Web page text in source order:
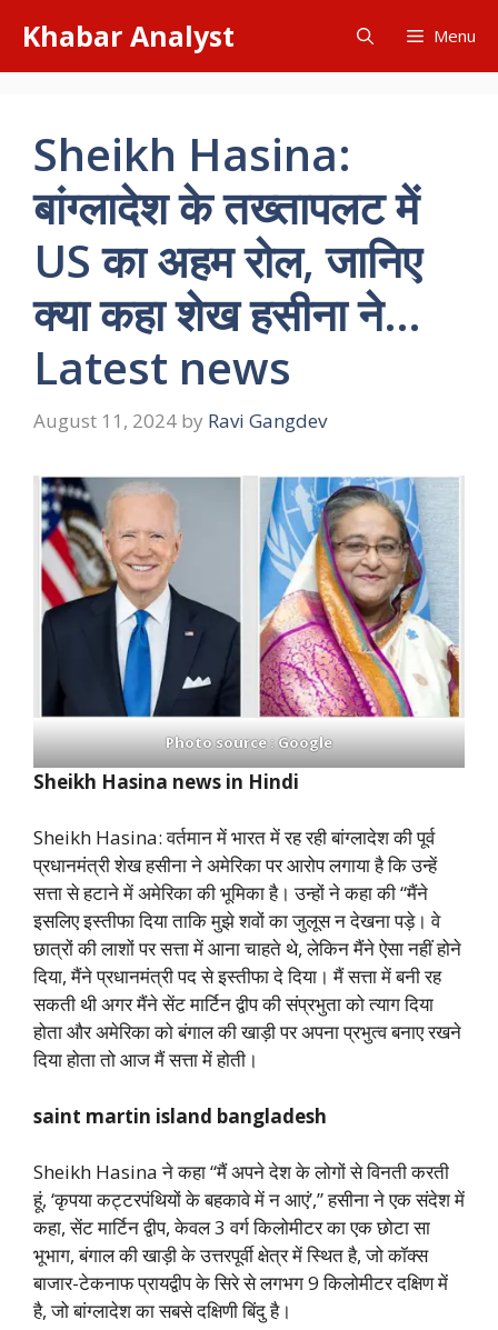
content
Khabar Analyst Menu
Sheikh Hasina:
बांग्लादेश के तख्तापलट में
US का अहम रोल, जानिए
क्या कहा शेख हसीना ने…
Latest news
August 11, 2024 by Ravi Gangdev
Photo source : Google
Sheikh Hasina news in Hindi
Sheikh Hasina: वर्तमान में भारत में रह रही बांग्लादेश की पूर्व
प्रधानमंत्री शेख हसीना ने अमेरिका पर आरोप लगाया है कि उन्हें
सत्ता से हटाने में अमेरिका की भूमिका है। उन्हों ने कहा की “मैंने
इसलिए इस्तीफा दिया ताकि मुझे शवों का जुलूस न देखना पड़े। वे
छात्रों की लाशों पर सत्ता में आना चाहते थे, लेकिन मैंने ऐसा नहीं होने
दिया, मैंने प्रधानमंत्री पद से इस्तीफा दे दिया। मैं सत्ता में बनी रह
सकती थी अगर मैंने सेंट मार्टिन द्वीप की संप्रभुता को त्याग दिया
होता और अमेरिका को बंगाल की खाड़ी पर अपना प्रभुत्व बनाए रखने
दिया होता तो आज मैं सत्ता में होती।
saint martin island bangladesh
Sheikh Hasina ने कहा “मैं अपने देश के लोगों से विनती करती
हूं, ‘कृपया कट्टरपंथियों के बहकावे में न आएं’,” हसीना ने एक संदेश में
कहा, सेंट मार्टिन द्वीप, केवल 3 वर्ग किलोमीटर का एक छोटा सा
भूभाग, बंगाल की खाड़ी के उत्तरपूर्वी क्षेत्र में स्थित है, जो कॉक्स
बाजार-टेकनाफ प्रायद्वीप के सिरे से लगभग 9 किलोमीटर दक्षिण में
है, जो बांग्लादेश का सबसे दक्षिणी बिंदु है।